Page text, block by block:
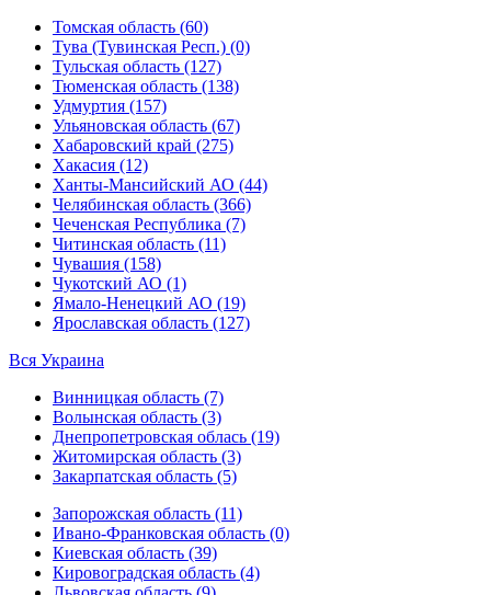
Томская область (60)
Тува (Тувинская Респ.) (0)
Тульская область (127)
Тюменская область (138)
Удмуртия (157)
Ульяновская область (67)
Хабаровский край (275)
Хакасия (12)
Ханты-Мансийский АО (44)
Челябинская область (366)
Чеченская Республика (7)
Читинская область (11)
Чувашия (158)
Чукотский АО (1)
Ямало-Ненецкий АО (19)
Ярославская область (127)
Вся Украина
Винницкая область (7)
Волынская область (3)
Днепропетровская облась (19)
Житомирская область (3)
Закарпатская область (5)
Запорожская область (11)
Ивано-Франковская область (0)
Киевская область (39)
Кировоградская область (4)